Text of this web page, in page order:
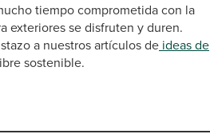
tiempo comprometida con la
exteriores se disfruten y duren.
a nuestros artículos de ideas de
sostenible.